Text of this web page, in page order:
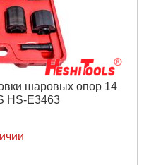
шаровых опор 14
HS-E3463